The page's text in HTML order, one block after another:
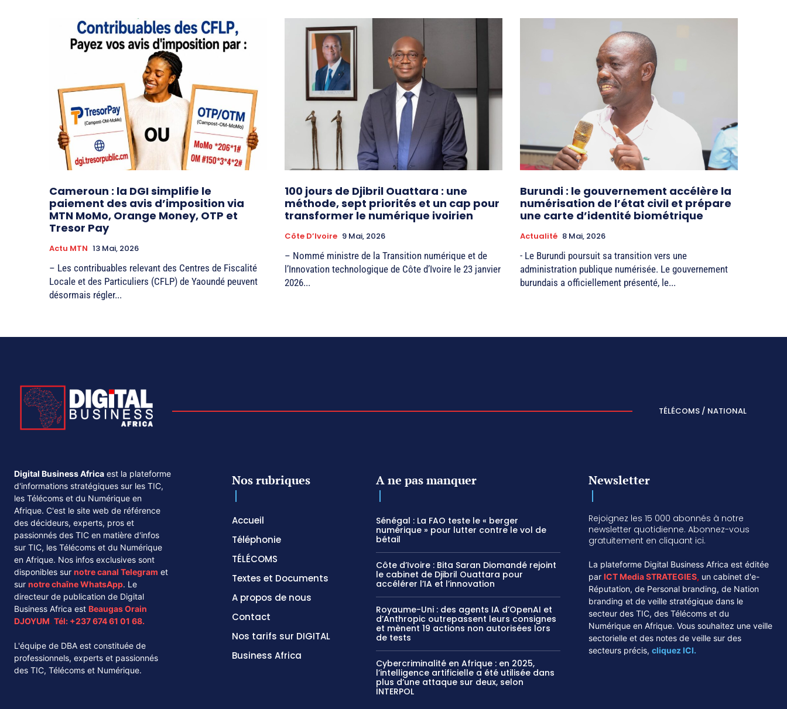
Cameroun : la DGI simplifie le
paiement des avis d’imposition via
MTN MoMo, Orange Money, OTP et
Tresor Pay
Actu MTN 13 Mai, 2026
– Les contribuables relevant des Centres de Fiscalité
Locale et des Particuliers (CFLP) de Yaoundé peuvent
désormais régler...
100 jours de Djibril Ouattara : une
méthode, sept priorités et un cap pour
transformer le numérique ivoirien
Côte D’Ivoire 9 Mai, 2026
– Nommé ministre de la Transition numérique et de
l’Innovation technologique de Côte d’Ivoire le 23 janvier
2026...
Burundi : le gouvernement accélère la
numérisation de l’état civil et prépare
une carte d’identité biométrique
Actualité 8 Mai, 2026
- Le Burundi poursuit sa transition vers une
administration publique numérisée. Le gouvernement
burundais a officiellement présenté, le...
TÉLÉCOMS / NATIONAL
Digital Business Africa est la plateforme
d'informations stratégiques sur les TIC,
les Télécoms et du Numérique en
Afrique. C'est le site web de référence
des décideurs, experts, pros et
passionnés des TIC en matière d'infos
sur TIC, les Télécoms et du Numérique
en Afrique. Nos infos exclusives sont
disponibles sur notre canal Telegram et
sur notre chaîneWhatsApp. Le
directeur de publication de Digital
Business Africa est Beaugas Orain
DJOYUM. Tél: +237 674 61 01 68.
L'équipe de DBA est constituée de
professionnels, experts et passionnés
des TIC, Télécoms et Numérique.
Nos rubriques
Accueil
Téléphonie
TÉLÉCOMS
Textes et Documents
A propos de nous
Contact
Nos tarifs sur DIGITAL
Business Africa
A ne pas manquer
Sénégal : La FAO teste le « berger
numérique » pour lutter contre le vol de
bétail
Côte d’Ivoire : Bita Saran Diomandé rejoint
le cabinet de Djibril Ouattara pour
accélérer l’IA et l’innovation
Royaume-Uni : des agents IA d’OpenAI et
d’Anthropic outrepassent leurs consignes
et mènent 19 actions non autorisées lors
de tests
Cybercriminalité en Afrique : en 2025,
l’intelligence artificielle a été utilisée dans
plus d’une attaque sur deux, selon
INTERPOL
Newsletter
Rejoignez les 15 000 abonnés à notre
newsletter quotidienne. Abonnez-vous
gratuitement en cliquant ici.
La plateforme Digital Business Africa est éditée
parICT Media STRATEGIES, un cabinet d'e-
Réputation, de Personal branding, de Nation
branding et de veille stratégique dans le
secteur des TIC, des Télécoms et du
Numérique en Afrique. Vous souhaitez une veille
sectorielle et des notes de veille sur des
secteurs précis, cliquez ICI.